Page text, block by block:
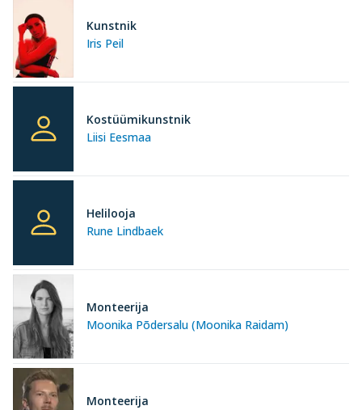
Iris Peil
Kunstnik
Liisi Eesmaa
Kostüümikunstnik
Rune Lindbaek
Helilooja
Moonika Põdersalu (Moonika Raidam)
Monteerija
Monteerija